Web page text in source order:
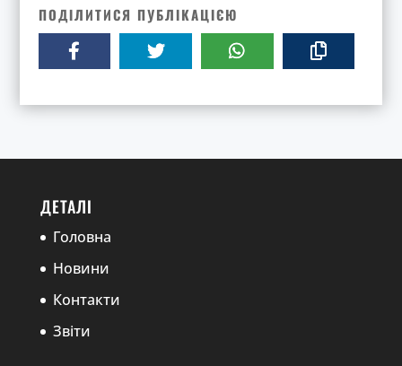
ПОДІЛИТИСЯ ПУБЛІКАЦІЄЮ
ДЕТАЛІ
Головна
Новини
Контакти
Звіти